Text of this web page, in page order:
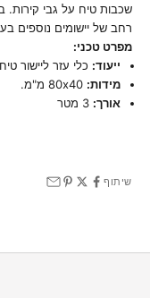
שכבות טיח על גבי קירות.
רחב של יישומים נוספים
מפרט טכני:
ייעוד: כלי עזר ליישור
מידות:
אורך:
שיתוף